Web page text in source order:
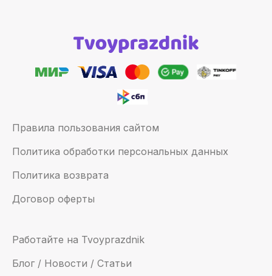
Правила пользования сайтом
Политика обработки персональных данных
Политика возврата
Договор оферты
Работайте на Tvoyprazdnik
Блог / Новости / Статьи